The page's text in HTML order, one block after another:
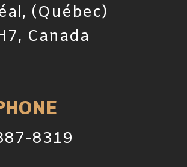
(Québec)
Canada
8319